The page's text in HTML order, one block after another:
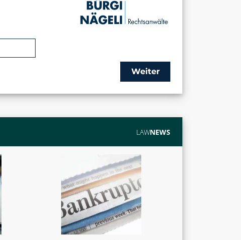
Weiter
LAWNEWS